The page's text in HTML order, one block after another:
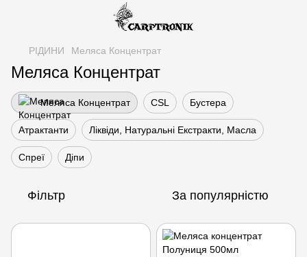
РІДИНИ Меляса Концентрат
Меляса Концентрат
Меляса Концентрат CSL Бустера
Атрактанти Ліквіди, Натуральні Екстракти, Масла
Спреї Діпи
Фільтр За популярністю